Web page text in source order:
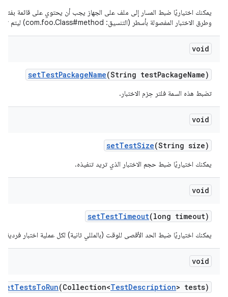
يمكنك اختياريًا ضبط المسار إلى ملف على الجهاز يجب أن يحتوي على قائمة بفئات
وطرق الاختبار المفصولة بأسطر (التنسيق: com.foo.Class#method) ليتم تشغيلها.
void
setTestPackageName(String testPackageName)
تضبط هذه السمة فلتر حِزم الاختبار.
void
setTestSize(String size)
يمكنك اختياريًا ضبط حجم الاختبار الذي تريد تنفيذه.
void
setTestTimeout(long timeout)
يمكنك اختياريًا ضبط الحد الأقصى للوقت (بالمللي ثانية) لكل عملية اختبار فردية.
void
setTestsToRun(Collection<TestDescription> tests)